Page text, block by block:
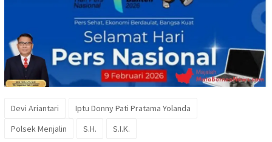
Devi Ariantari
Iptu Donny Pati Pratama Yolanda
Polsek Menjalin
S.H. S.I.K.